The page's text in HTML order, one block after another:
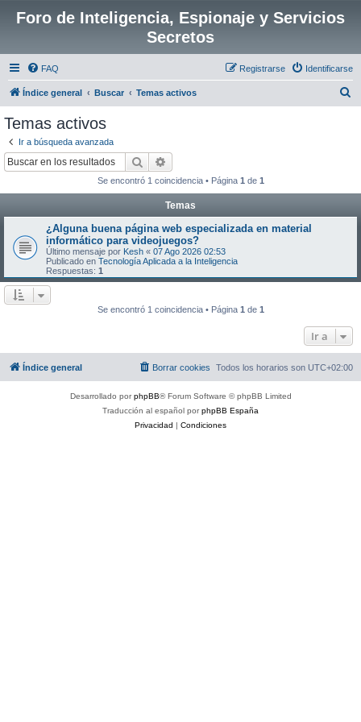
Foro de Inteligencia, Espionaje y Servicios
Secretos
FAQ Identificarse
Registrarse
Índice general Buscar Temas activos
Temas activos
Ir a búsqueda avanzada
Buscar
Se encontró 1 coincidencia • Página 1 de 1
Temas
¿Alguna buena página web especializada en material
informático para videojuegos?
Último mensaje por Kesh « 07 Ago 2026 02:53
Publicado en Tecnología Aplicada a la Inteligencia
Respuestas: 1
Se encontró 1 coincidencia • Página 1 de 1
Ir a
Índice general Todos los horarios son UTC+02:00
Borrar cookies
Desarrollado porphpBB® Forum Software © phpBB Limited
Traducción al español porphpBB España
Privacidad | Condiciones